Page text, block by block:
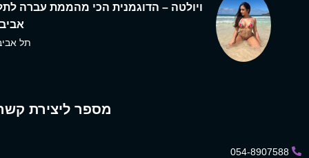
ויולטה – הדוגמנית הכי מהממת עברה
תל
מספר ליצירת
054-8907588